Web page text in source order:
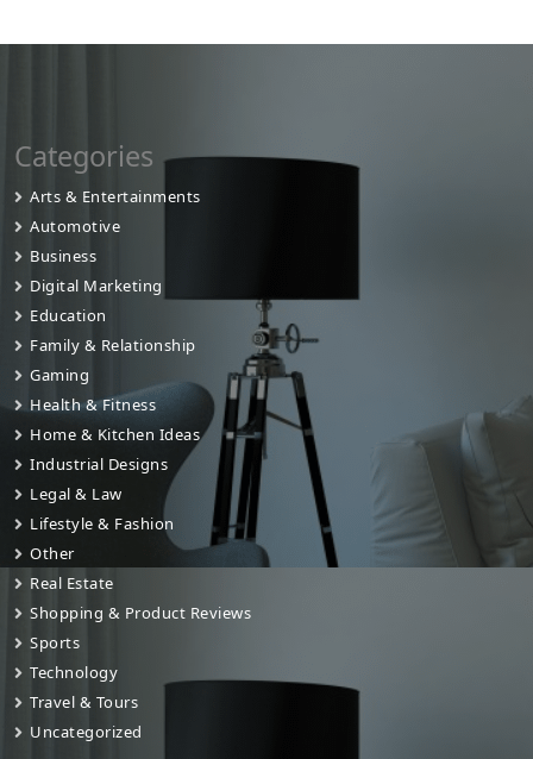
Categories
Arts & Entertainments
Automotive
Business
Digital Marketing
Education
Family & Relationship
Gaming
Health & Fitness
Home & Kitchen Ideas
Industrial Designs
Legal & Law
Lifestyle & Fashion
Other
Real Estate
Shopping & Product Reviews
Sports
Technology
Travel & Tours
Uncategorized